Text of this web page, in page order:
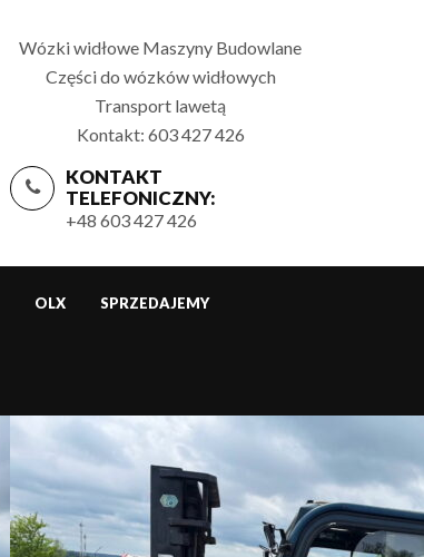
Wózki widłowe Maszyny Budowlane
Części do wózków widłowych
Transport lawetą
Kontakt: 603 427 426
KONTAKT
TELEFONICZNY:
+48 603 427 426
OLX SPRZEDAJEMY